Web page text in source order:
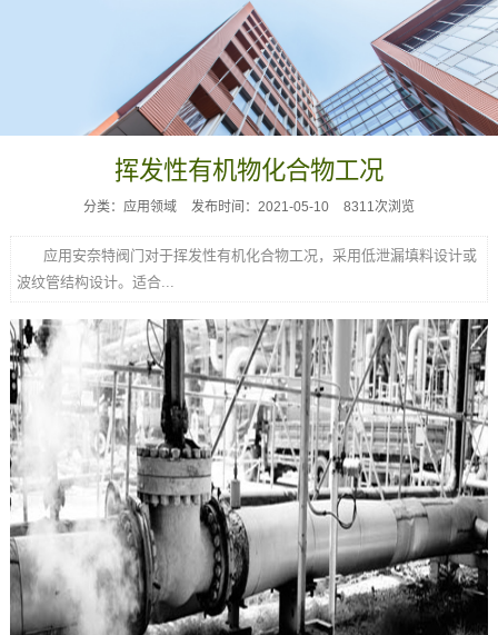
挥发性有机物化合物工况
分类：应用领域 发布时间：2021-05-10 8311次浏览
应用安奈特阀门对于挥发性有机化合物工况，采用低泄漏填料设计或
波纹管结构设计。适合...